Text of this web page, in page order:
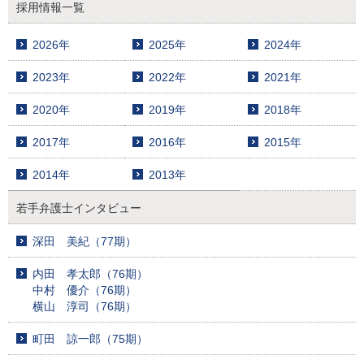
採用情報一覧
2026年 2025年 2024年
2023年 2022年 2021年
2020年 2019年 2018年
2017年 2016年 2015年
2014年 2013年
若手弁護士インタビュー
深田 美紀（77期）
内田 孝太郎（76期）
中村 優介（76期）
横山 淳司（76期）
町田 諒一郎（75期）